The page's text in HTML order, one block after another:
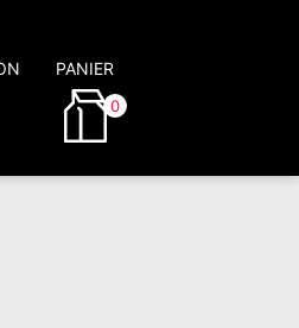
PANIER
0